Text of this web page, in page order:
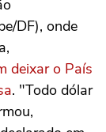
DF), onde
deixar o País
. "Todo dólar